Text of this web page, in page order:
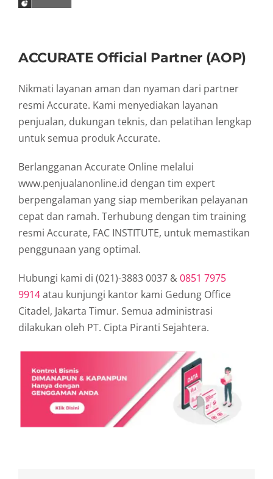
ACCURATE Official Partner (AOP)
Nikmati layanan aman dan nyaman dari partner
resmi Accurate. Kami menyediakan layanan
penjualan, dukungan teknis, dan pelatihan lengkap
untuk semua produk Accurate.
Berlangganan Accurate Online melalui
www.penjualanonline.id dengan tim expert
berpengalaman yang siap memberikan pelayanan
cepat dan ramah. Terhubung dengan tim training
resmi Accurate, FAC INSTITUTE, untuk memastikan
penggunaan yang optimal.
Hubungi kami di (021)-3883 0037 &0851 7975
9914atau kunjungi kantor kami Gedung Office
Citadel, Jakarta Timur. Semua administrasi
dilakukan oleh PT. Cipta Piranti Sejahtera.